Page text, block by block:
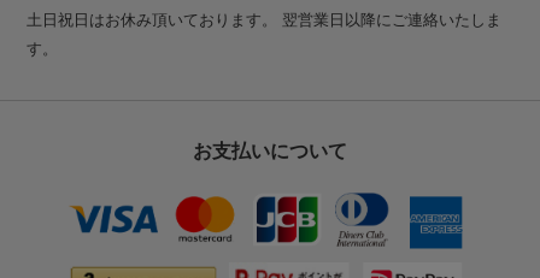
土日祝日はお休み頂いております。 翌営業日以降にご連絡いたしま
す。
お支払いについて